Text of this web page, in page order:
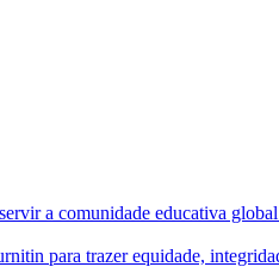
a comunidade educativa
para trazer equidade,